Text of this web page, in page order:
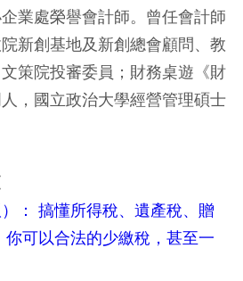
業處榮譽會計師。曾任會計師
新創基地及新創總會顧問、教
策院投審委員；財務桌遊《財
，國立政治大學經營管理碩士
： 搞懂所得稅、遺產稅、贈
可以合法的少繳稅，甚至一